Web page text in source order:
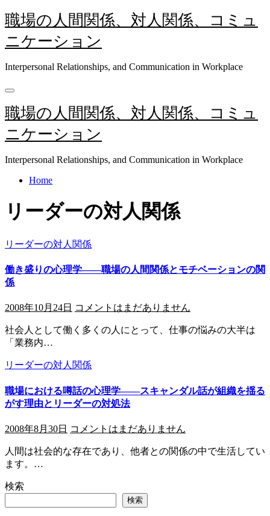
内
容
を
キ
プ
職場の人間関係、対人関係、コミュ
ニケーション
Interpersonal Relationships, and Communication in Workplace
職場の人間関係、対人関係、コミュ
ニケーション
Interpersonal Relationships, and Communication in Workplace
Home
リーダーの対人関係
リーダーの対人関係
働き盛りの心理学――職場の人間関係とモチベーションの関
係
2008年10月24日 コメントはまだありません
社会人として働く多くの人にとって、仕事の悩みの大半は
「業務内…
リーダーの対人関係
職場における噂話の心理学――スキャンダル話が組織を揺る
がす理由とリーダーの対処法
2008年8月30日 コメントはまだありません
人間は社会的な存在であり、他者との関係の中で生活してい
ます。…
検索
検索